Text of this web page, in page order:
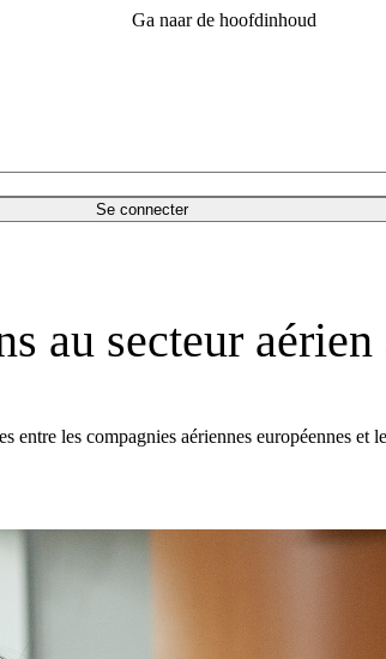
Ga naar de hoofdinhoud
Se connecter
au secteur
les compagnies aériennes européennes